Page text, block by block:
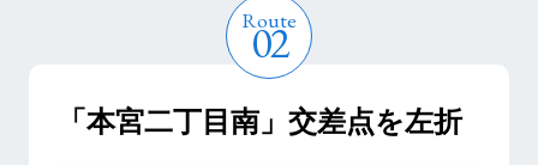
「本宮二丁目南」交差点を左折